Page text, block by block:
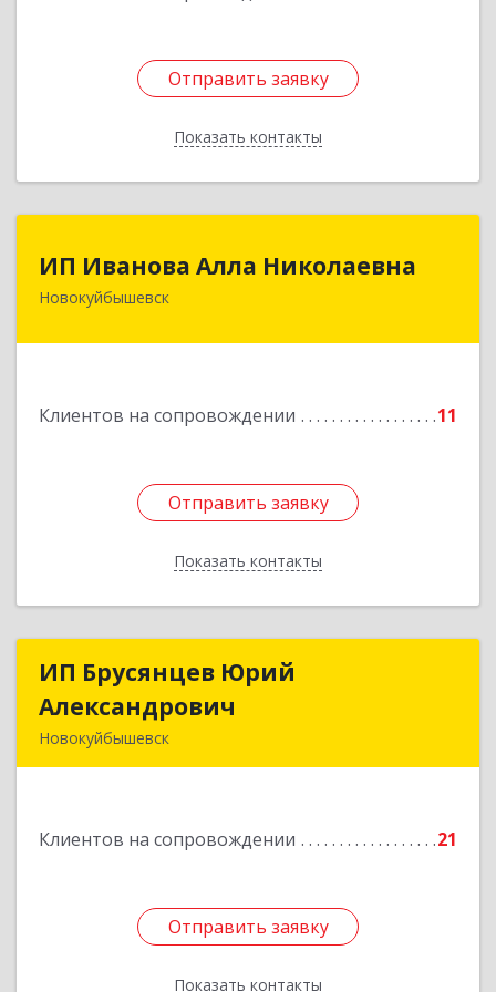
Отправить заявку
Показать контакты
Отправить заявку
Назад
ИП Иванова Алла Николаевна
Новокуйбышевск
Клиентов на сопровождении 11
Отправить заявку
Показать контакты
Отправить заявку
Назад
ИП Брусянцев Юрий
Александрович
Новокуйбышевск
Клиентов на сопровождении 21
Отправить заявку
Показать контакты
ИП Брусянцев Юрий
Подробнее
Отправить заявку
Назад